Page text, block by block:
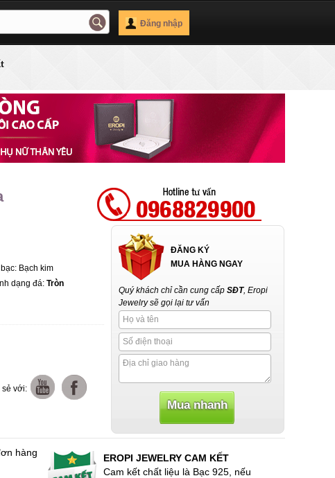
Đăng nhập
Bạch kim
dạng đá:Tròn
sẻ với:
ĐĂNG KÝ
MUA HÀNG NGAY
Quý khách chỉ cần cung cấp SĐT, Eropi
Jewelry sẽ gọi lại tư vấn
hàng
EROPI JEWELRY CAM KẾT
Cam kết chất liệu là Bạc 925, nếu